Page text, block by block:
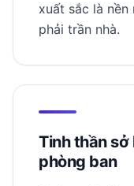
xuất sắc là
phải trần nhà.
Tinh thần sở
phòng ban